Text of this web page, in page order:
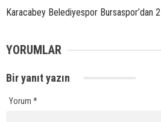
Karacabey Belediyespor Bursaspor’dan
YORUMLAR
Bir yanıt yazın
Yorum *